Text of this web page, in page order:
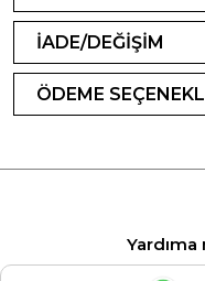
İADE/DEĞİŞİM
ÖDEME
Yardıma